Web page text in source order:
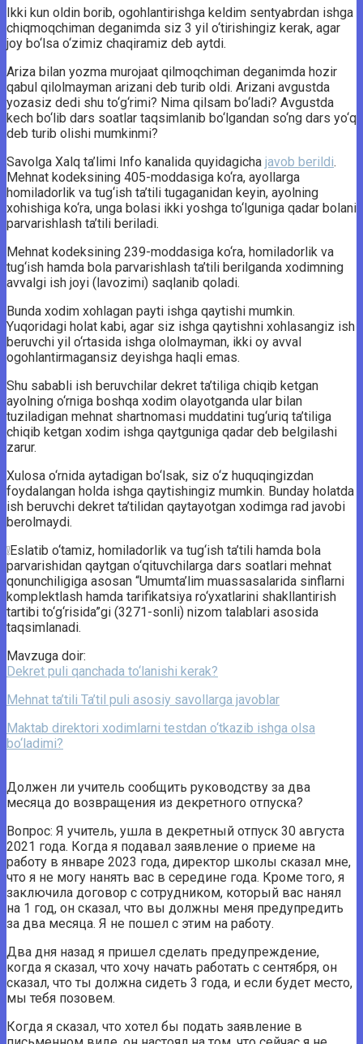
Ikki kun oldin borib, ogohlantirishga keldim sentyabrdan ishga
chiqmoqchiman deganimda siz 3 yil o‘tirishingiz kerak, agar
joy bo‘lsa o‘zimiz chaqiramiz deb aytdi.
Ariza bilan yozma murojaat qilmoqchiman deganimda hozir
qabul qilolmayman arizani deb turib oldi. Arizani avgustda
yozasiz dedi shu to‘g‘rimi? Nima qilsam bo‘ladi? Avgustda
kech bo‘lib dars soatlar taqsimlanib bo‘lgandan so‘ng dars yo‘q
deb turib olishi mumkinmi?
Savolga Xalq ta’limi Info kanalida quyidagicha javob berildi.
Mehnat kodeksining 405-moddasiga ko‘ra, ayollarga
homiladorlik va tug‘ish ta’tili tugaganidan keyin, ayolning
xohishiga ko‘ra, unga bolasi ikki yoshga to‘lguniga qadar bolani
parvarishlash ta’tili beriladi.
Mehnat kodeksining 239-moddasiga ko‘ra, homiladorlik va
tug‘ish hamda bola parvarishlash ta’tili berilganda xodimning
avvalgi ish joyi (lavozimi) saqlanib qoladi.
Bunda xodim xohlagan payti ishga qaytishi mumkin.
Yuqoridagi holat kabi, agar siz ishga qaytishni xohlasangiz ish
beruvchi yil o‘rtasida ishga ololmayman, ikki oy avval
ogohlantirmagansiz deyishga haqli emas.
Shu sababli ish beruvchilar dekret ta’tiliga chiqib ketgan
ayolning o‘rniga boshqa xodim olayotganda ular bilan
tuziladigan mehnat shartnomasi muddatini tug‘uriq ta’tiliga
chiqib ketgan xodim ishga qaytguniga qadar deb belgilashi
zarur.
Xulosa o‘rnida aytadigan bo‘lsak, siz o‘z huquqingizdan
foydalangan holda ishga qaytishingiz mumkin. Bunday holatda
ish beruvchi dekret ta’tilidan qaytayotgan xodimga rad javobi
berolmaydi.
❕Eslatib o‘tamiz, homiladorlik va tug‘ish ta’tili hamda bola
parvarishidan qaytgan o‘qituvchilarga dars soatlari mehnat
qonunchiligiga asosan “Umumta’lim muassasalarida sinflarni
komplektlash hamda tarifikatsiya ro‘yxatlarini shakllantirish
tartibi to‘g‘risida”gi (3271-sonli) nizom talablari asosida
taqsimlanadi.
Mavzuga doir:
Dekret puli qanchada to‘lanishi kerak?
Mehnat ta’tili Ta’til puli asosiy savollarga javoblar
Maktab direktori xodimlarni testdan o‘tkazib ishga olsa
bo‘ladimi?
Должен ли учитель сообщить руководству за два
месяца до возвращения из декретного отпуска?
Вопрос: Я учитель, ушла в декретный отпуск 30 августа
2021 года. Когда я подавал заявление о приеме на
работу в январе 2023 года, директор школы сказал мне,
что я не могу нанять вас в середине года. Кроме того, я
заключила договор с сотрудником, который вас нанял
на 1 год, он сказал, что вы должны меня предупредить
за два месяца. Я не пошел с этим на работу.
Два дня назад я пришел сделать предупреждение,
когда я сказал, что хочу начать работать с сентября, он
сказал, что ты должна сидеть 3 года, и если будет место,
мы тебя позовем.
Когда я сказал, что хотел бы подать заявление в